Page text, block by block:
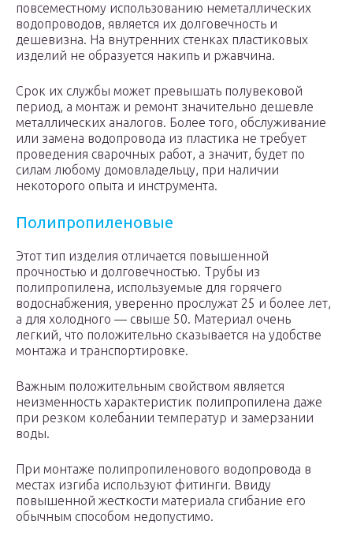
повсеместному использованию неметаллических
водопроводов, является их долговечность и
дешевизна. На внутренних стенках пластиковых
изделий не образуется накипь и ржавчина.
Срок их службы может превышать полувековой
период, а монтаж и ремонт значительно дешевле
металлических аналогов. Более того, обслуживание
или замена водопровода из пластика не требует
проведения сварочных работ, а значит, будет по
силам любому домовладельцу, при наличии
некоторого опыта и инструмента.
Полипропиленовые
Этот тип изделия отличается повышенной
прочностью и долговечностью. Трубы из
полипропилена, используемые для горячего
водоснабжения, уверенно прослужат 25 и более лет,
а для холодного — свыше 50. Материал очень
легкий, что положительно сказывается на удобстве
монтажа и транспортировке.
Важным положительным свойством является
неизменность характеристик полипропилена даже
при резком колебании температур и замерзании
воды.
При монтаже полипропиленового водопровода в
местах изгиба используют фитинги. Ввиду
повышенной жесткости материала сгибание его
обычным способом недопустимо.